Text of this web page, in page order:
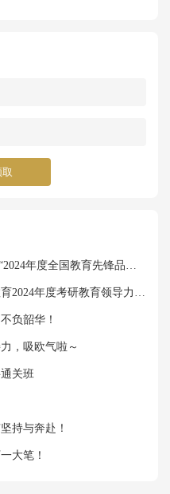
年度全国教育先锋品牌
2024年度考研教育领导力品
负韶华！
，吸欧气啦～
关班
持与奔赴！
大笔！